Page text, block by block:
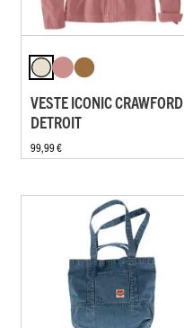
VESTE ICONIC CRAWFORD
DETROIT
99,99 €